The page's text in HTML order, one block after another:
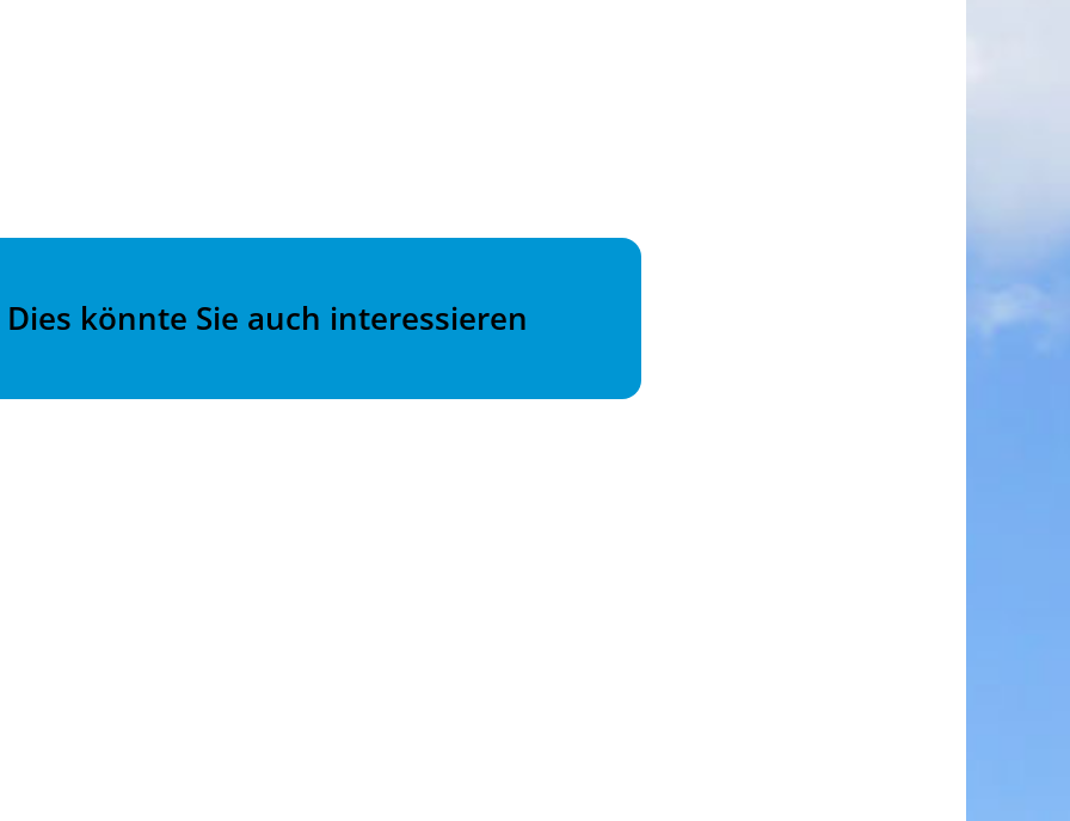
Dies könnte Sie auch interessieren